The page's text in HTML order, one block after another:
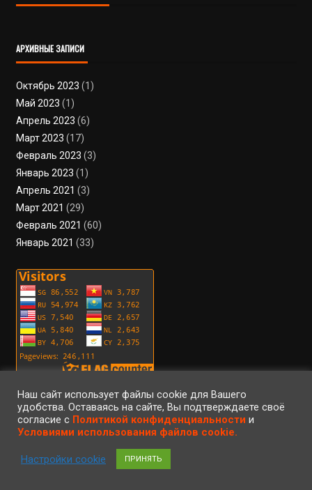
АРХИВНЫЕ ЗАПИСИ
Октябрь 2023 (1)
Май 2023 (1)
Апрель 2023 (6)
Март 2023 (17)
Февраль 2023 (3)
Январь 2023 (1)
Апрель 2021 (3)
Март 2021 (29)
Февраль 2021 (60)
Январь 2021 (33)
Пользовательское соглашение
Политика конфиденциальности
Условия использования файлов cookie
Вход Регистрация
©2023 • ArteFaktor • Все права защищены • Использование материалов
сайта регулируется законом об авторском праве •
Наш сайт использует файлы cookie для Вашего
удобства. Оставаясь на сайте, Вы подтверждаете своё
согласие с Политикой конфиденциальности и
Условиями использования файлов cookie.
Настройки cookie ПРИНЯТЬ